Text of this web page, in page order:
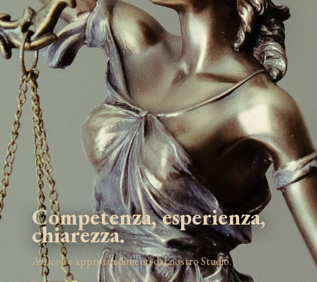
Competenza, esperienza,
chiarezza.
Articoli e approfondimenti dal nostro Studio.